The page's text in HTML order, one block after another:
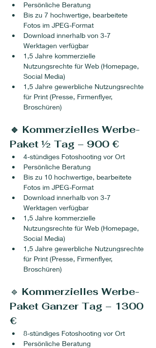
Persönliche Beratung
Bis zu 7 hochwertige, bearbeitete
Fotos im JPEG-Format
Download innerhalb von 3-7
Werktagen verfügbar
1,5 Jahre kommerzielle
Nutzungsrechte für Web (Homepage,
Social Media)
1,5 Jahre gewerbliche Nutzungsrechte
für Print (Presse, Firmenflyer,
Broschüren)
🔹 Kommerzielles Werbe-
Paket ½ Tag – 900 €
4-stündiges Fotoshooting vor Ort
Persönliche Beratung
Bis zu 10 hochwertige, bearbeitete
Fotos im JPEG-Format
Download innerhalb von 3-7
Werktagen verfügbar
1,5 Jahre kommerzielle
Nutzungsrechte für Web (Homepage,
Social Media)
1,5 Jahre gewerbliche Nutzungsrechte
für Print (Presse, Firmenflyer,
Broschüren)
🔹 Kommerzielles Werbe-
Paket Ganzer Tag – 1300
€
8-stündiges Fotoshooting vor Ort
Persönliche Beratung